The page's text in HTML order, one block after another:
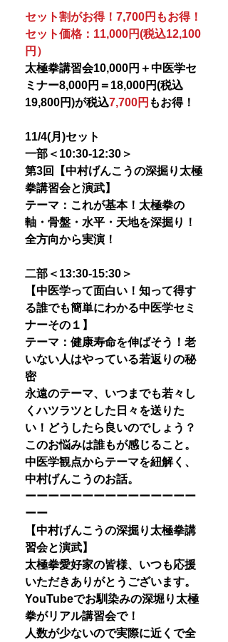
格
セット割がお得！7,700円もお得！
セット価格：11,000円(税込12,100
円）
太極拳講習会10,000円＋中医学セ
ミナー8,000円＝18,000円(税込
19,800円)が税込7,700円 もお得！
11/4(月)セット
一部＜10:30-12:30＞
第3回【中村げんこうの深掘り太極
拳講習会と演武】
テーマ：これが基本！太極拳の
軸・骨盤・水平・天地を深掘り！
全方向から実演！
二部＜13:30-15:30＞
【中医学って面白い！知って得す
る誰でも簡単にわかる中医学セミ
ナーその１】
テーマ：健康寿命を伸ばそう！老
いない人はやっている若返りの秘
密
永遠のテーマ、いつまでも若々し
くハツラツとした日々を送りた
い！どうしたら良いのでしょう？
このお悩みは誰もが感じること。
中医学観点からテーマを紐解く、
中村げんこうのお話。
ーーーーーーーーーーーーーーー
ーー
【中村げんこうの深掘り太極拳講
習会と演武】
太極拳愛好家の皆様、いつも応援
いただきありがとうございます。
YouTubeでお馴染みの深堀り太極
拳がリアル講習会で！
人数が少ないので実際に近くで全